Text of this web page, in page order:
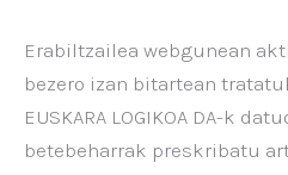
Erabiltzailea webgunean
bezero izan bitartean
EUSKARA LOGIKOA DA-k
betebeharrak preskribatu